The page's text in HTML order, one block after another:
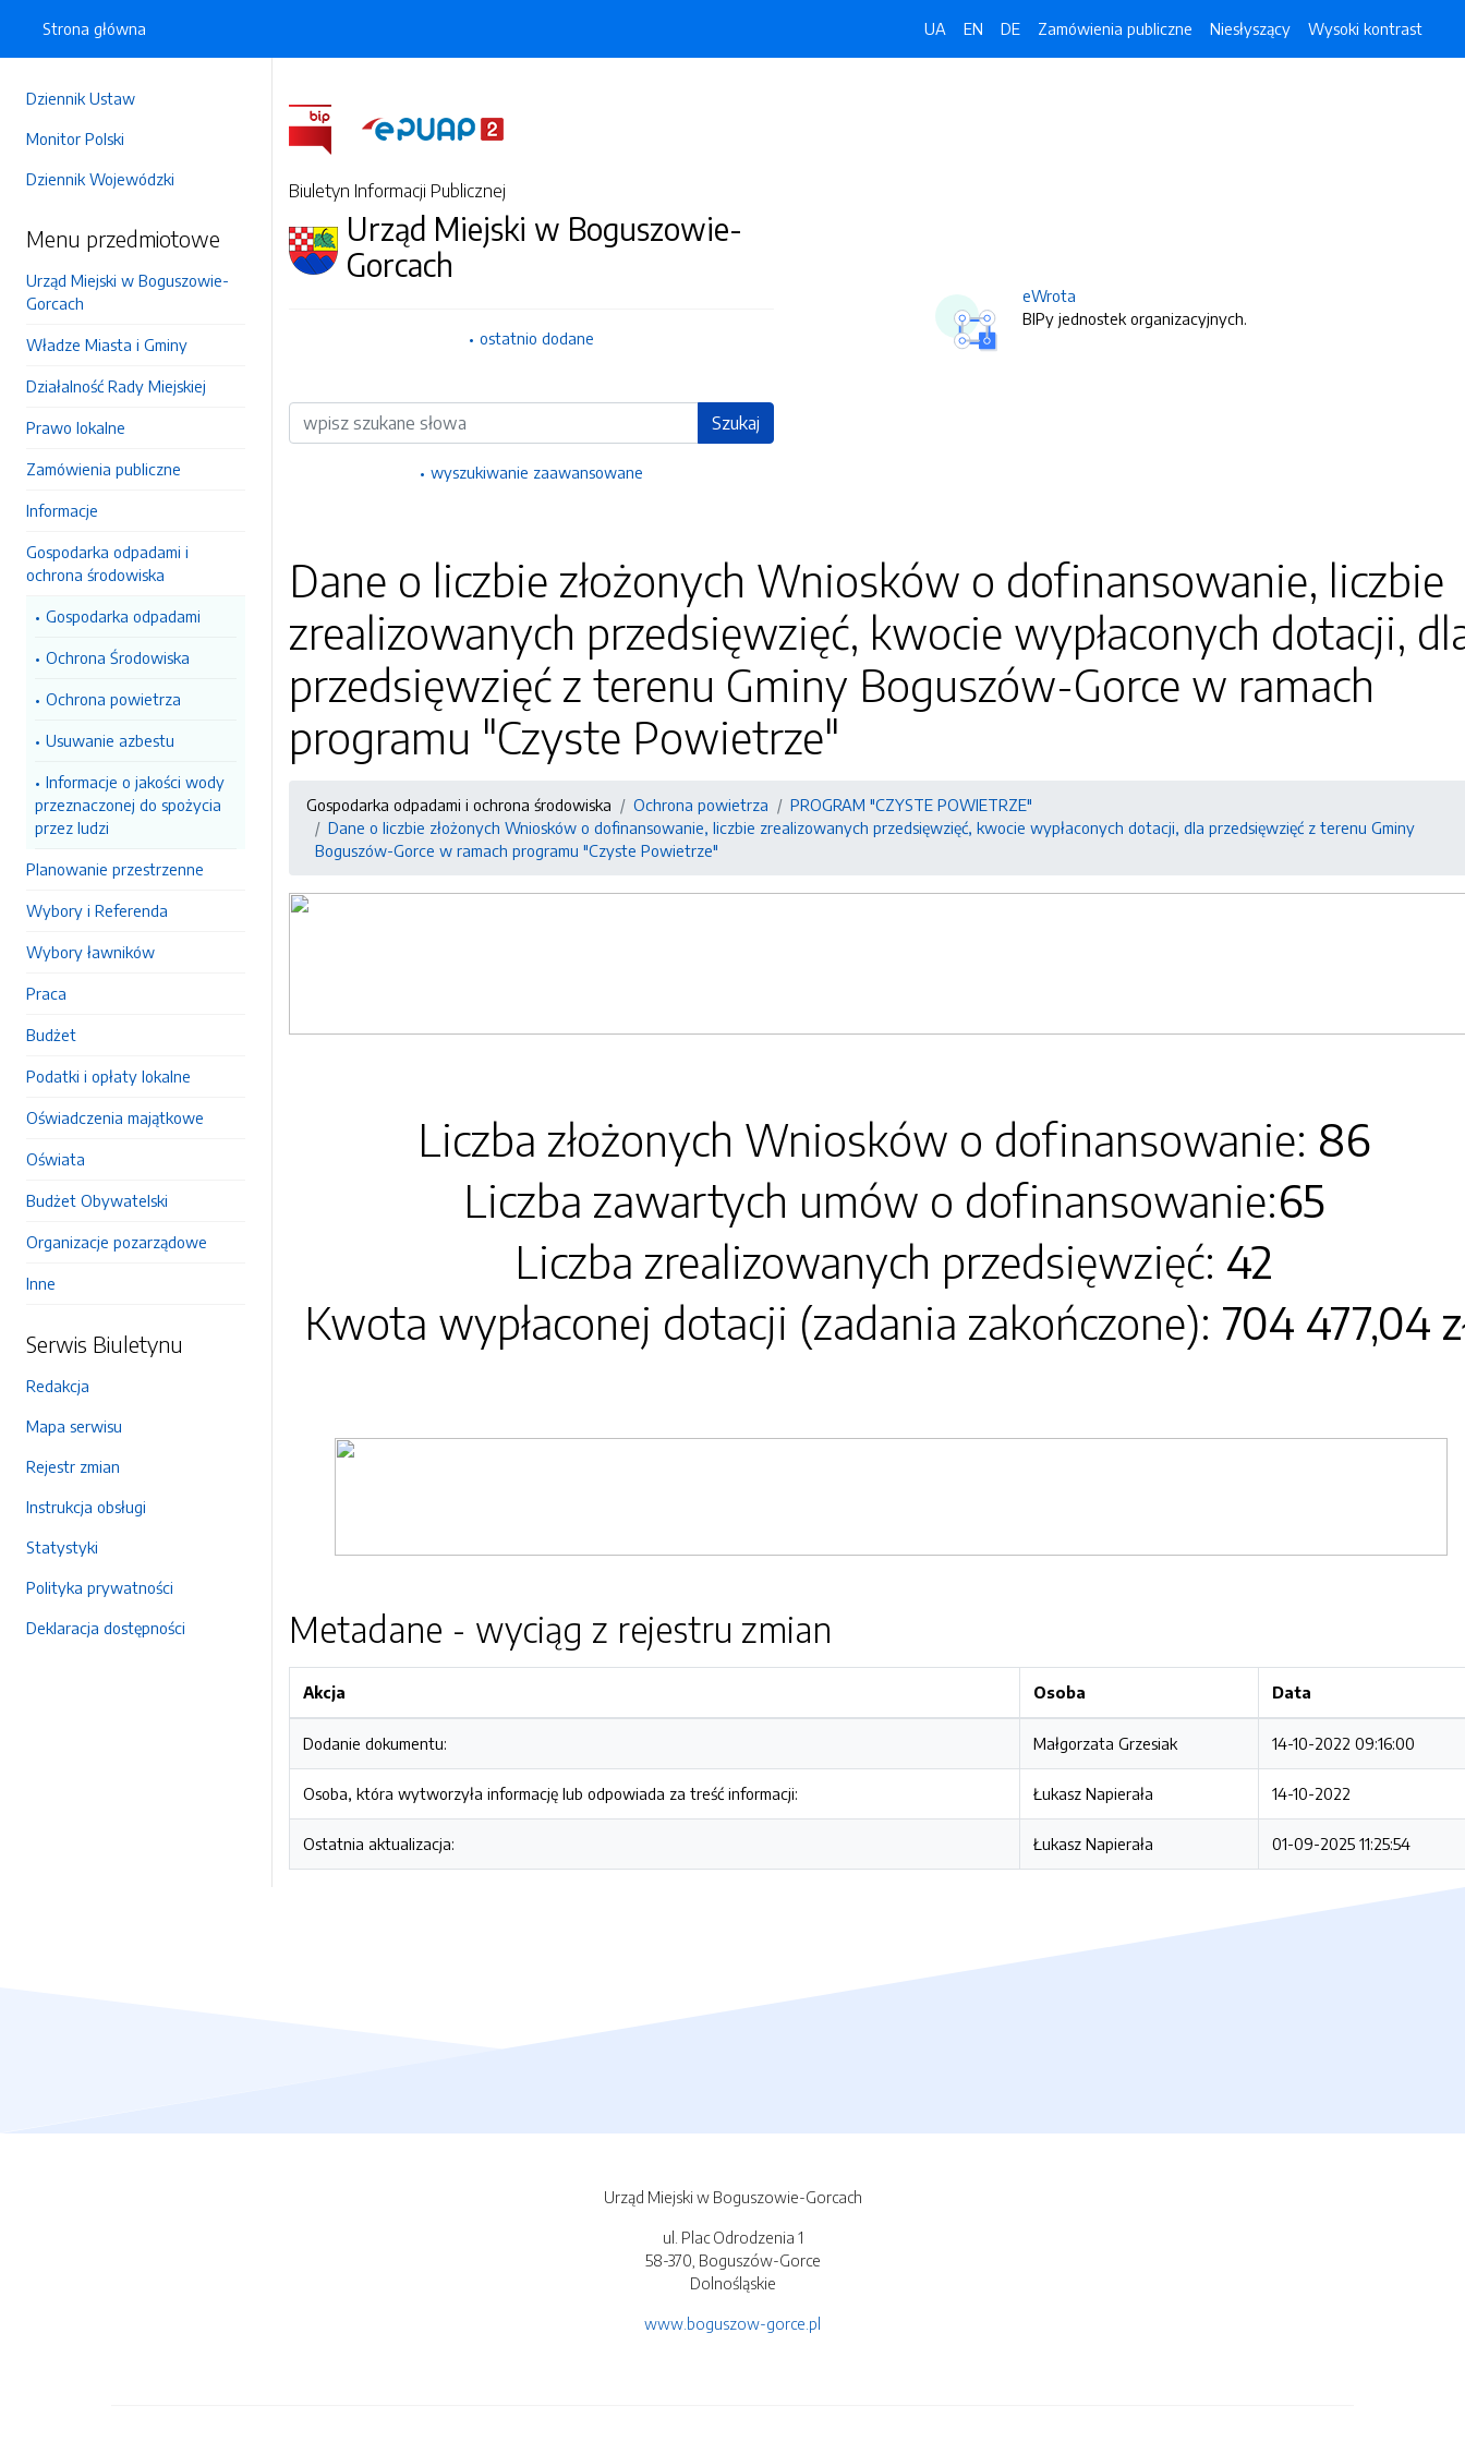
Dziennik Ustaw
Monitor Polski
Dziennik Wojewódzki
Menu przedmiotowe
Urząd Miejski w Boguszowie-
Gorcach
Władze Miasta i Gminy
Działalność Rady Miejskiej
Prawo lokalne
Zamówienia publiczne
Informacje
Gospodarka odpadami i
ochrona środowiska
Gospodarka odpadami
Ochrona Środowiska
Ochrona powietrza
Usuwanie azbestu
Informacje o jakości wody
przeznaczonej do spożycia
przez ludzi
Planowanie przestrzenne
Wybory i Referenda
Wybory ławników
Praca
Budżet
Podatki i opłaty lokalne
Oświadczenia majątkowe
Oświata
Budżet Obywatelski
Organizacje pozarządowe
Inne
Serwis Biuletynu
Redakcja
Mapa serwisu
Rejestr zmian
Instrukcja obsługi
Statystyki
Polityka prywatności
Deklaracja dostępności
Strona główna UA EN DE Zamówienia publiczne Niesłyszący Wysoki kontrast
Biuletyn Informacji Publicznej
Urząd Miejski w Boguszowie-
Gorcach
ostatnio dodane
Wyszukiwarka Szukaj
wyszukiwanie zaawansowane
eWrota
BIPy jednostek organizacyjnych.
Dane o liczbie złożonych Wniosków o dofinansowanie, liczbie
zrealizowanych przedsięwzięć, kwocie wypłaconych dotacji,
przedsięwzięć z terenu Gminy Boguszów-Gorce w ramach
programu "Czyste Powietrze"
Gospodarka odpadami i ochrona środowiska Ochrona powietrza
PROGRAM "CZYSTE POWIETRZE"
Dane o liczbie złożonych Wniosków o dofinansowanie, liczbie zrealizowanych przedsięwzięć, kwocie wypłaconych dotacji, dla przedsięwzięć z terenu Gminy
Boguszów-Gorce w ramach programu "Czyste Powietrze"
Liczba złożonych Wniosków o dofinansowanie: 86
Liczba zawartych umów o dofinansowanie:65
Liczba zrealizowanych przedsięwzięć: 42
Kwota wypłaconej dotacji (zadania zakończone): 704 477,04
Metadane - wyciąg z rejestru zmian
Akcja Osoba Data
Dodanie dokumentu: Małgorzata Grzesiak 14-10-2022 09:16:00
Osoba, która wytworzyła informację lub odpowiada za treść informacji: Łukasz Napierała 14-10-2022
Ostatnia aktualizacja: Łukasz Napierała 01-09-2025 11:25:54
Urząd Miejski w Boguszowie-Gorcach
ul. Plac Odrodzenia 1
58-370, Boguszów-Gorce
Dolnośląskie
www.boguszow-gorce.pl